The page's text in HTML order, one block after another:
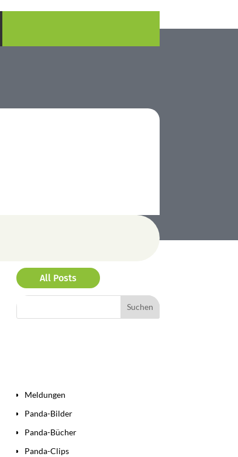
All Posts
Meldungen
Panda-Bilder
Panda-Bücher
Panda-Clips